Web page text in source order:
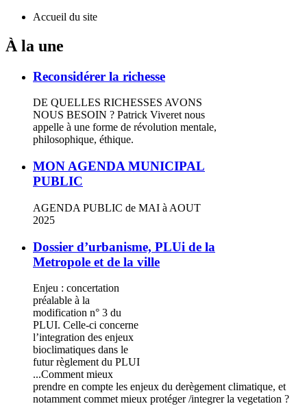
Accueil du site
À la une
Reconsidérer la richesse
DE QUELLES RICHESSES AVONS
NOUS BESOIN ? Patrick Viveret nous
appelle à une forme de révolution mentale,
philosophique, éthique.
MON AGENDA MUNICIPAL
PUBLIC
AGENDA PUBLIC de MAI à AOUT
2025
Dossier d’urbanisme, PLUi de la
Metropole et de la ville
Enjeu : concertation
préalable à la
modification n° 3 du
PLUI. Celle-ci concerne
l’integration des enjeux
bioclimatiques dans le
futur règlement du PLUI
...Comment mieux
prendre en compte les enjeux du derègement climatique, et
notamment commet mieux protéger /integrer la vegetation ?